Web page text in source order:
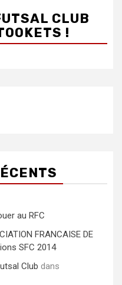
CLUB
!
au RFC
FRANCAISE DE
SFC 2014
Club dans